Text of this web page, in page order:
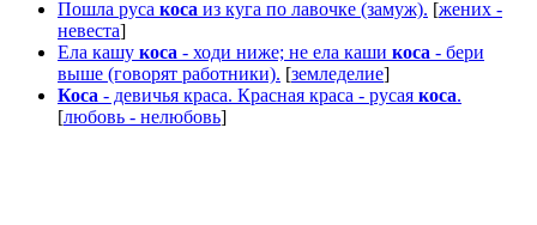
Пошла руса коса из куга по лавочке (замуж). [жених -
невеста]
Ела кашу коса - ходи ниже; не ела каши коса - бери
выше (говорят работники). [земледелие]
Коса - девичья краса. Красная краса - русая коса.
[любовь - нелюбовь]